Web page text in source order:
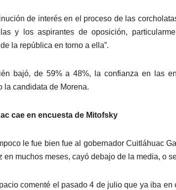
de interés en el proceso de las
y los aspirantes de oposición,
la república en torno a ella”.
bajó, de 59% a 48%, la confianza en las
la candidata de Morena.
cae en encuesta de Mitofsky
le fue bien fue al gobernador Cuitláhuac
en muchos meses, cayó debajo de la media, o
comenté el pasado 4 de julio que ya iba